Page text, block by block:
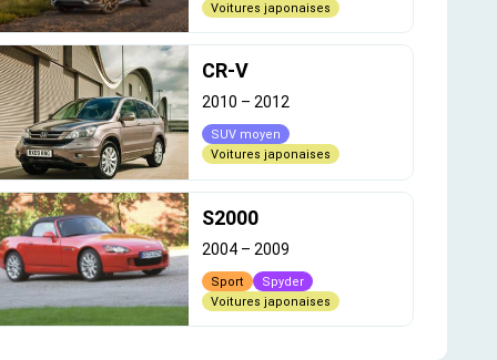
Voitures japonaises
CR-V
2010 –2012
SUV moyen
Voitures japonaises
S2000
2004 – 2009
Sport
Spyder
Voitures japonaises